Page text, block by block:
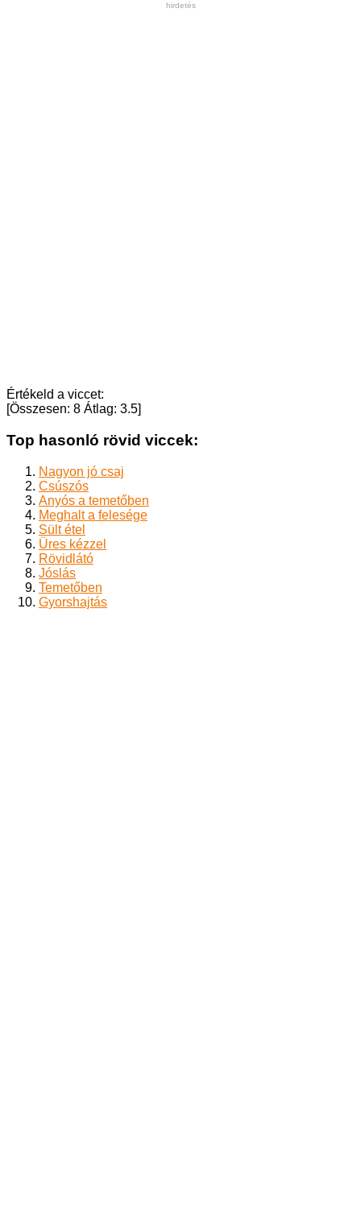
hirdetés
Értékeld a viccet:
[Összesen: 8 Átlag: 3.5]
Top hasonló rövid viccek:
Nagyon jó csaj
Csúszós
Anyós a temetőben
Meghalt a felesége
Sült étel
Üres kézzel
Rövidlátó
Jóslás
Temetőben
Gyorshajtás